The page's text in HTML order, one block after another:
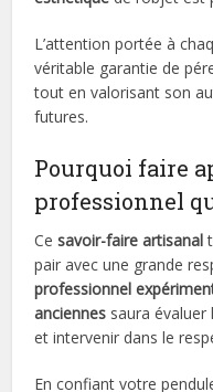
L’attention portée à
véritable garantie de
tout en valorisant son
futures.
Pourquoi faire
professionnel
Cesavoir-faire artisanal
pair avec une grande
professionnel
anciennes saura évaluer
et intervenir dans le
En confiant votre